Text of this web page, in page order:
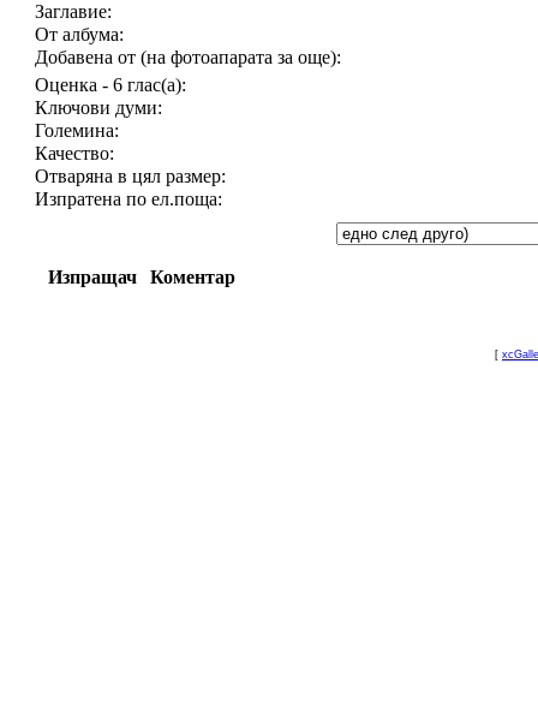
Заглавие:
От албума:
Добавена от (на фотоапарата за още):
Оценка - 6 глас(а):
Ключови думи:
Големина:
Качество:
Отваряна в цял размер:
Изпратена по ел.поща:
Изпращач Коментар
[